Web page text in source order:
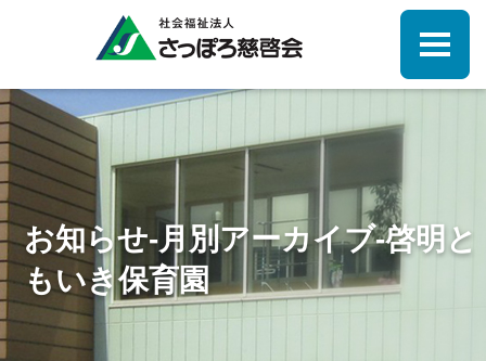
お知らせ-月別アーカイブ-啓明と
もいき保育園